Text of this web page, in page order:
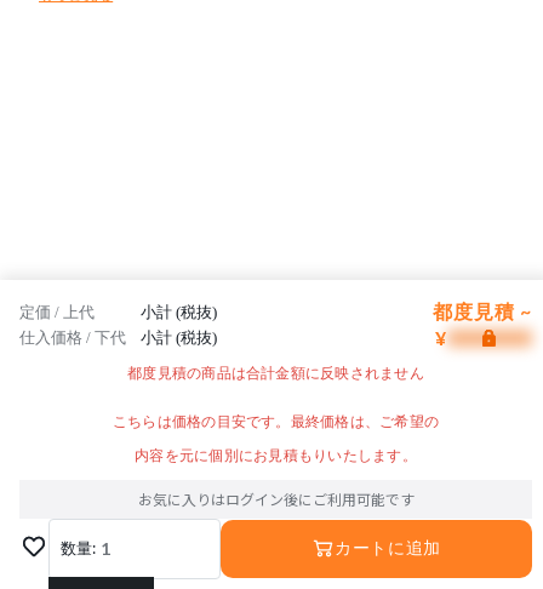
定価 / 上代 小計 (税抜) 都度見積 ~
仕入価格 / 下代 小計 (税抜) ¥
都度見積の商品は合計金額に反映されません
こちらは価格の目安です。最終価格は、ご希望の
内容を元に個別にお見積もりいたします。
お気に入りはログイン後にご利用可能です
数量: 1 カートに追加